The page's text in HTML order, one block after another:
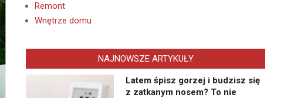
Remont
Wnętrze domu
NAJNOWSZE ARTYKUŁY
Latem śpisz gorzej i budzisz się
z zatkanym nosem? To nie